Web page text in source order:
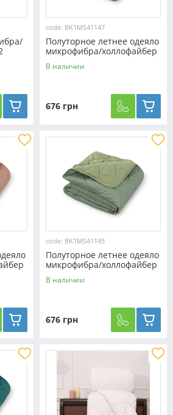
code: BK1MS41147
Полуторное летнее одеяло
микрофибра/холлофайбер
двустороннее №41147
В наличии
676 грн
code: BK1MS41145
Полуторное летнее одеяло
микрофибра/холлофайбер
двустороннее №41145
В наличии
676 грн